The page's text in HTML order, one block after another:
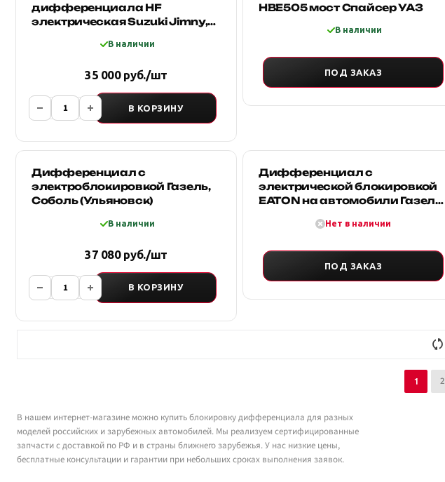
дифференциала HF
электрическая Suzuki Jimny,
В наличии
35 000 руб./шт
В КОРЗИНУ
HBE505 мост Спайсер УАЗ
В наличии
ПОД ЗАКАЗ
Дифференциал с
электроблокировкой Газель,
Соболь (Ульяновск)
В наличии
37 080 руб./шт
В КОРЗИНУ
Дифференциал с
электрической блокировкой
EATON на автомобили Газель,
подключенияНет в наличии
ПОД ЗАКАЗ
1 2
В нашем интернет-магазине можно купить блокировку дифференциала для разных
моделей российских и зарубежных автомобилей. Мы реализуем сертифицированные
запчасти с доставкой по РФ и в страны ближнего зарубежья. У нас низкие цены,
бесплатные консультации и гарантии при небольших сроках выполнения заявок.